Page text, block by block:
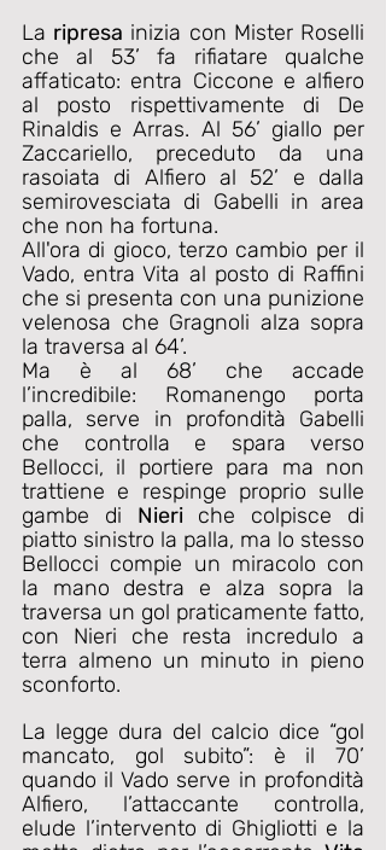
La ripresa inizia con Mister Roselli
che al 53’ fa rifiatare qualche
affaticato: entra Ciccone e alfiero
al posto rispettivamente di De
Rinaldis e Arras. Al 56’ giallo per
Zaccariello, preceduto da una
rasoiata di Alfiero al 52’ e dalla
semirovesciata di Gabelli in area
che non ha fortuna.
All'ora di gioco, terzo cambio per il
Vado, entra Vita al posto di Raffini
che si presenta con una punizione
velenosa che Gragnoli alza sopra
la traversa al 64’.
Ma è al 68’ che accade
l’incredibile: Romanengo porta
palla, serve in profondità Gabelli
che controlla e spara verso
Bellocci, il portiere para ma non
trattiene e respinge proprio sulle
gambe di Nieri che colpisce di
piatto sinistro la palla, ma lo stesso
Bellocci compie un miracolo con
la mano destra e alza sopra la
traversa un gol praticamente fatto,
con Nieri che resta incredulo a
terra almeno un minuto in pieno
sconforto.
La legge dura del calcio dice “gol
mancato, gol subito”: è il 70’
quando il Vado serve in profondità
Alfiero, l’attaccante controlla,
elude l’intervento di Ghigliotti e la